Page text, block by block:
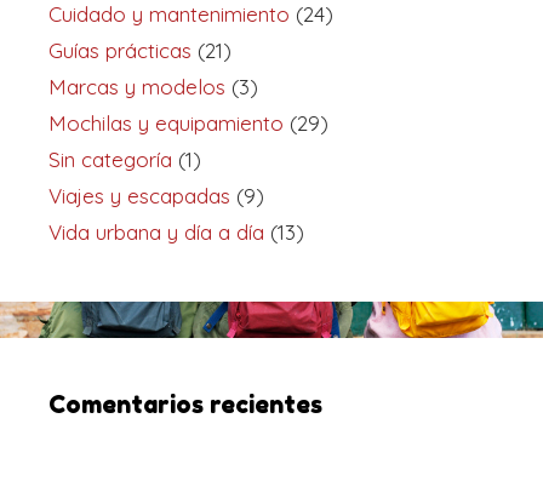
Cuidado y mantenimiento (24)
Guías prácticas (21)
Marcas y modelos (3)
Mochilas y equipamiento (29)
Sin categoría (1)
Viajes y escapadas (9)
Vida urbana y día a día (13)
Comentarios recientes